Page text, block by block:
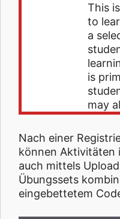
This
to
a
is
may
Nach einer
können Aktivitäten
auch mittels
Übungssets
eingebettetem